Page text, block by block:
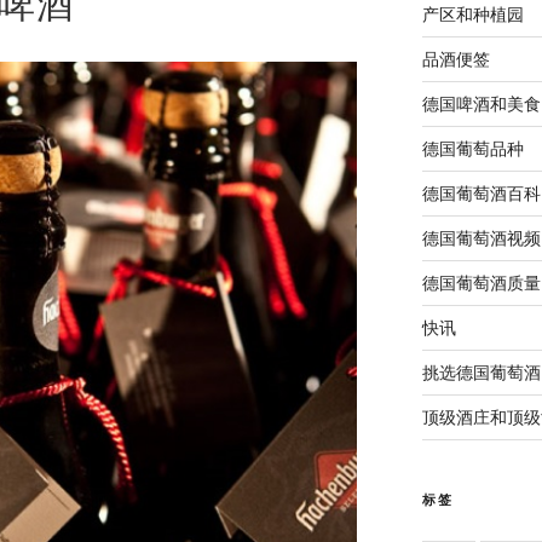
产区和种植园
品酒便签
德国啤酒和美食
德国葡萄品种
德国葡萄酒百科
德国葡萄酒视频
德国葡萄酒质量
快讯
挑选德国葡萄酒
顶级酒庄和顶
标签